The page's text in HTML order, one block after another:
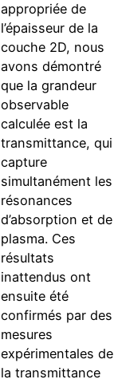
appropriée de
l’épaisseur de la
couche 2D, nous
avons démontré
que la grandeur
observable
calculée est la
transmittance, qui
capture
simultanément les
résonances
d’absorption et de
plasma. Ces
résultats
inattendus ont
ensuite été
confirmés par des
mesures
expérimentales de
la transmittance